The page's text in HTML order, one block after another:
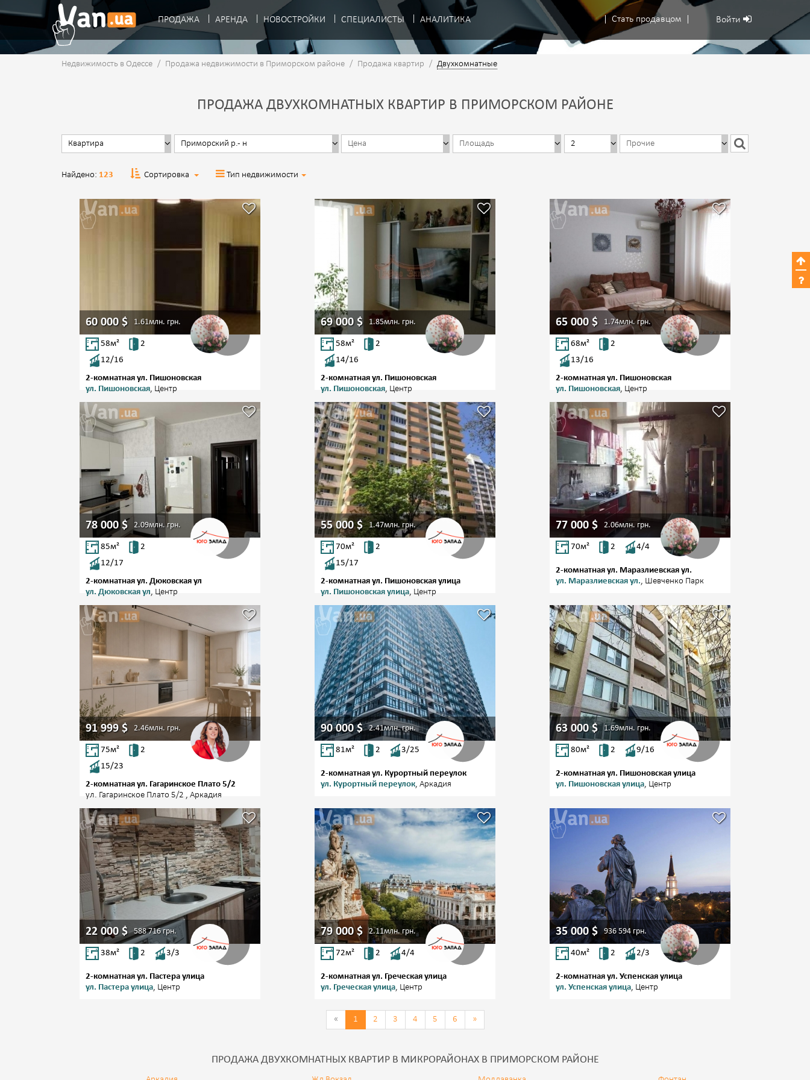
Стать продавцом Войти
ПРОДАЖА АРЕНДА НОВОСТРОЙКИ СПЕЦИАЛИСТЫ АНАЛИТИКА
Недвижимость в Одессе / Продажа недвижимости в Приморском районе / Продажа квартир / Двухкомнатные
ПРОДАЖА ДВУХКОМНАТНЫХ КВАРТИР В ПРИМОРСКОМ РАЙОНЕ
Найдено: 123 Сортировка Тип недвижимости
60 000$ 1.61млн. грн.
58м²
2
12/16
2-комнатная ул. Пишоновская
ул. Пишоновская, Центр
69 000$ 1.85млн. грн.
58м²
2
14/16
2-комнатная ул. Пишоновская
ул. Пишоновская, Центр
65 000$ 1.74млн.грн.
68м²
2
13/16
2-комнатная ул. Пишоновская
ул. Пишоновская, Центр
78 000$ 2.09млн.грн.
85м²
2
12/17
2-комнатная ул. Дюковская ул
ул. Дюковская ул, Центр
55 000$ 1.47млн. грн.
70м²
2
15/17
2-комнатная ул. Пишоновская улица
ул. Пишоновская улица, Центр
77 000 $ 2.06млн. грн.
70м² 2 4/4
2-комнатная ул. Маразлиевская ул.
ул. Маразлиевская ул., Шевченко Парк
91 999$ 2.46млн. грн.
75м²
2
15/23
2-комнатная ул. Гагаринское Плато 5/2
ул. Гагаринское Плато 5/2 , Аркадия
90 000$ 2.41млн.грн.
81м² 2 3/25
2-комнатная ул. Курортный переулок
ул. Курортный переулок, Аркадия
63 000$ 1.69млн. грн.
80м² 2 9/16
2-комнатная ул. Пишоновская улица
ул. Пишоновская улица, Центр
22 000$ 588 716грн.
38м² 2 3/3
2-комнатная ул. Пастера улица
ул. Пастера улица, Центр
79 000$ 2.11млн.грн.
72м² 2 4/4
2-комнатная ул. Греческая улица
ул. Греческая улица, Центр
35 000$ 936 594 грн.
40м² 2 2/3
2-комнатная ул. Успенская улица
ул. Успенская улица, Центр
« 1 2 3 4 5 6 »
ПРОДАЖА ДВУХКОМНАТНЫХ КВАРТИР В МИКРОРАЙОНАХ В ПРИМОРСКОМ РАЙОНЕ